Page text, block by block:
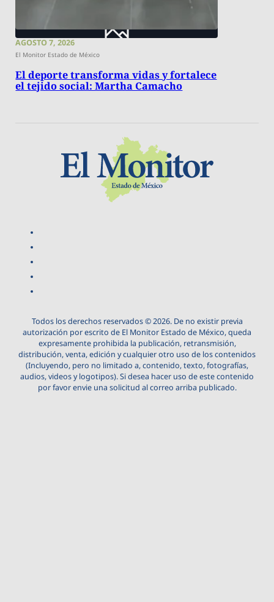
AGOSTO 7, 2026
El Monitor Estado de México
El deporte transforma vidas y fortalece
el tejido social: Martha Camacho
Todos los derechos reservados © 2026. De no existir previa
autorización por escrito de El Monitor Estado de México, queda
expresamente prohibida la publicación, retransmisión,
distribución, venta, edición y cualquier otro uso de los contenidos
(Incluyendo, pero no limitado a, contenido, texto, fotografías,
audios, videos y logotipos). Si desea hacer uso de este contenido
por favor envie una solicitud al correo arriba publicado.